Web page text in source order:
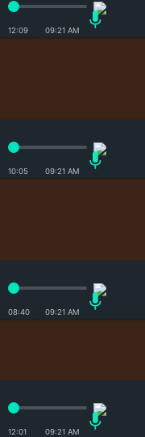
12:09
10:05
08:40
12:01